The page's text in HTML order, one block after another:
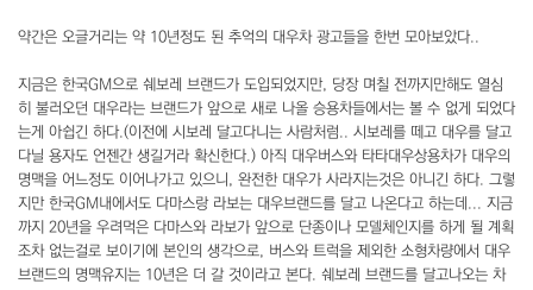
약간은 오글거리는 약 10년정도 된 추억의 대우차 광고들을 한번 모아보았다..
지금은 한국GM으로 쉐보레 브랜드가 도입되었지만, 당장 며칠 전까지만해도 열심
히 불러오던 대우라는 브랜드가 앞으로 새로 나올 승용차들에서는 볼 수 없게 되었다
는게 아쉽긴 하다.(이전에 시보레 달고다니는 사람처럼.. 시보레를 떼고 대우를 달고
다닐 용자도 언젠간 생길거라 확신한다.) 아직 대우버스와 타타대우상용차가 대우의
명맥을 어느정도 이어나가고 있으니, 완전한 대우가 사라지는것은 아니긴 하다. 그렇
지만 한국GM내에서도 다마스랑 라보는 대우브랜드를 달고 나온다고 하는데... 지금
까지 20년을 우려먹은 다마스와 라보가 앞으로 단종이나 모델체인지를 하게 될 계획
조차 없는걸로 보이기에 본인의 생각으로, 버스와 트럭을 제외한 소형차량에서 대우
브랜드의 명맥유지는 10년은 더 갈 것이라고 본다. 쉐보레 브랜드를 달고나오는 차